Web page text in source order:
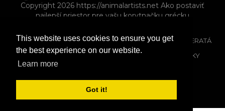
This website uses cookies to ensure you get
the best experience on our website.
Learn more
Got it!
Copyright 2026 https://animalartists.net Ako postaviť
najlepší priestor pre vašu korytnačku grécku
KONE
HOSPODÁRSKE ZVIERATÁ AKO DOMÁCE ZVIERATÁ
SPÝTAŤ SA
MAČKY ZMIEŠANÝ
KRÁLIKY